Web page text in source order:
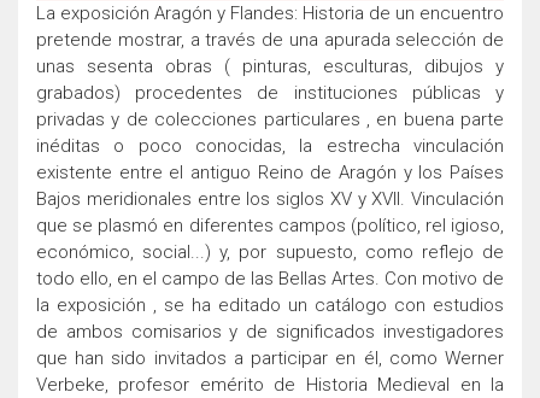
La exposición Aragón y Flandes: Historia de un encuentro
pretende mostrar, a través de una apurada selección de
unas sesenta obras ( pinturas, esculturas, dibujos y
grabados) procedentes de instituciones públicas y
privadas y de colecciones particulares , en buena parte
inéditas o poco conocidas, la estrecha vinculación
existente entre el antiguo Reino de Aragón y los Países
Bajos meridionales entre los siglos XV y XVII. Vinculación
que se plasmó en diferentes campos (político, rel igioso,
económico, social...) y, por supuesto, como reflejo de
todo ello, en el campo de las Bellas Artes. Con motivo de
la exposición , se ha editado un catálogo con estudios
de ambos comisarios y de significados investigadores
que han sido invitados a participar en él, como Werner
Verbeke, profesor emérito de Historia Medieval en la